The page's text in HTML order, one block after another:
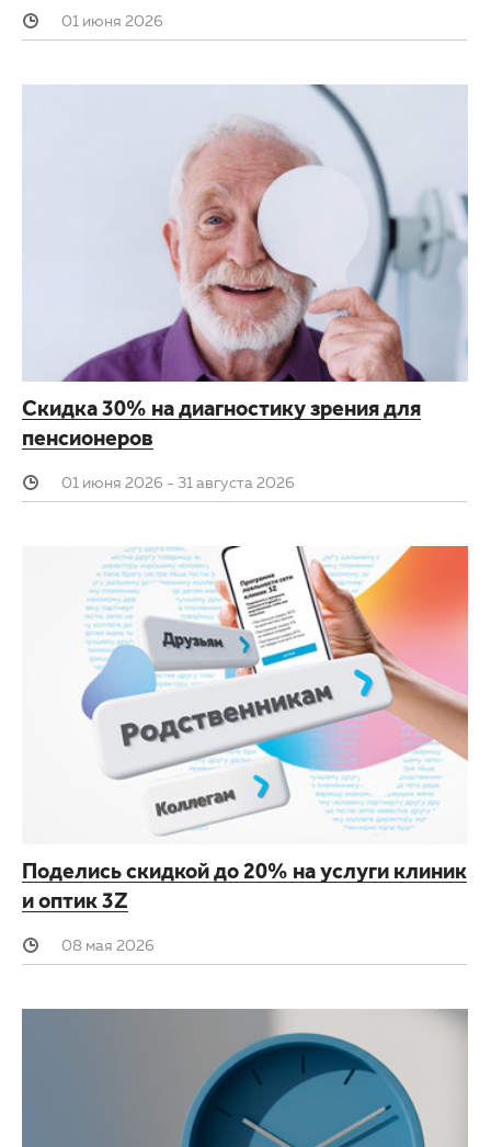
01 июня 2026
Скидка 30% на диагностику зрения для
пенсионеров
01 июня 2026 - 31 августа 2026
Поделись скидкой до 20% на услуги клиник
и оптик 3Z
08 мая 2026